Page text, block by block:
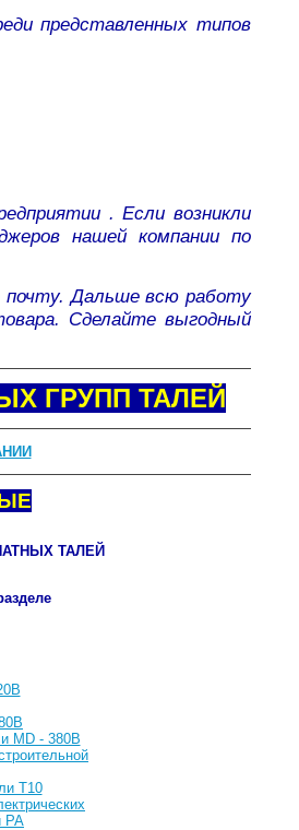
представленных типов
. Если возникли
нашей компании по
почту. Дальше всю работу
Сделайте выгодный
ГРУПП ТАЛЕЙ
ТАЛЕЙ
МD - 380В
Т10
РА